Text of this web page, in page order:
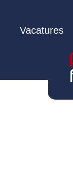
Vacatures